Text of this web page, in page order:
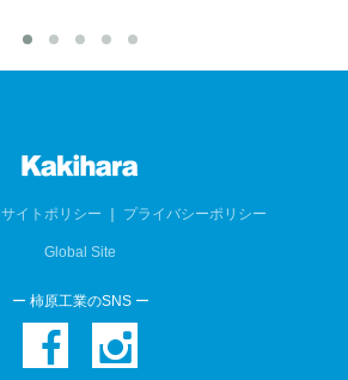
サイトポリシー プライバシーポリシー
Global Site
ー 柿原工業のSNS ー